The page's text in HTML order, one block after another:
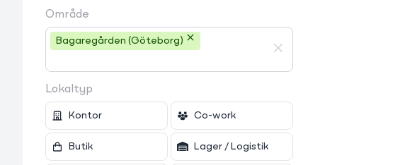
Område
Bagaregården (Göteborg)
Lokaltyp
Kontor Co-work
Butik Lager / Logistik